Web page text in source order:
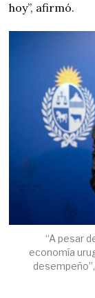
hoy”, afirmó.
“A pesar
economía